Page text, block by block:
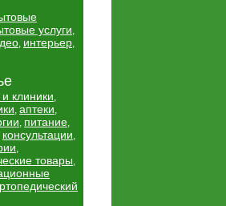
услуги,
, интерьер,
клиники,
, аптеки,
, питание,
консультации,
,
товары,